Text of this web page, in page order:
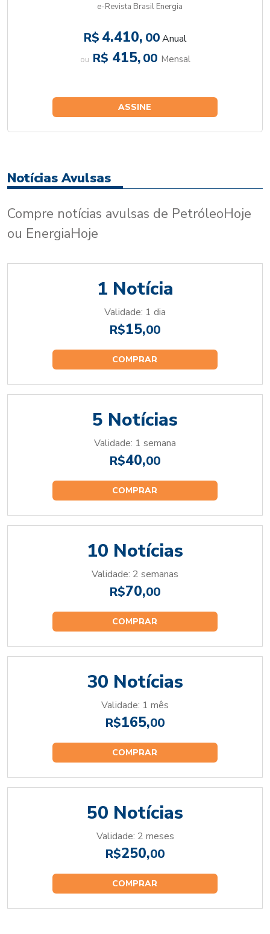
e-Revista Brasil Energia
R$ 4.410, 00 Anual
ou R$ 415,00 Mensal
ASSINE
Notícias Avulsas
Compre notícias avulsas de PetróleoHoje
ou EnergiaHoje
1 Notícia
Validade: 1 dia
R$15,00
COMPRAR
5 Notícias
Validade: 1 semana
R$40,00
COMPRAR
10 Notícias
Validade: 2 semanas
R$70,00
COMPRAR
30 Notícias
Validade: 1 mês
R$165,00
COMPRAR
50 Notícias
Validade: 2 meses
R$250,00
COMPRAR